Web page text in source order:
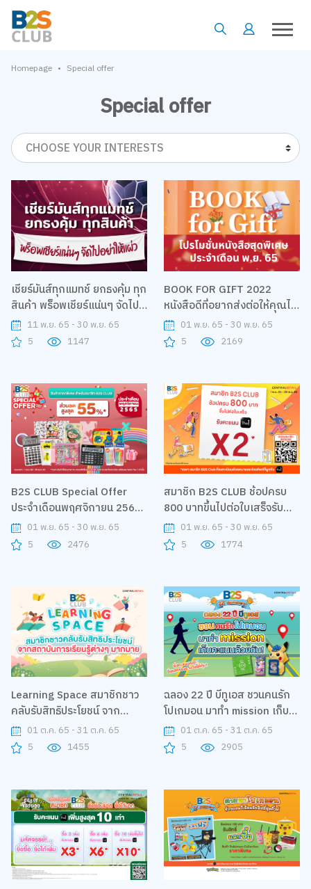
Homepage • Special offer
Special offer
CHOOSE YOUR INTERESTS
เชียร์มันส์ทุกแมทช์ ยกธงคุ้ม ทุก
สินค้า พร็อพเชียร์แน่นๆ จัดไป
อย่าให้แผ่ว
11 พ.ย. 65 - 30 พ.ย. 65
5
1147
BOOK FOR GIFT 2022
หนังสือดีที่อยากส่งต่อให้คุณได้
อ่าน01 พ.ย. 65 - 30 พ.ย. 65
5
2169
B2S CLUB Special Offer
ประจำเดือนพฤศจิกายน 2565
ส่วนลดสูงสุด 55%
01 พ.ย. 65 - 30 พ.ย. 65
5
2476
สมาชิก B2S CLUB ช้อปครบ
800 บาทขึ้นไปต่อใบเสร็จรับ
คะแนน The 1 X2
01 พ.ย. 65 - 30 พ.ย. 65
5
1774
Learning Space สมาชิกชาว
คลับรับสิทธิประโยชน์ จาก
สถาบันการเรียนรู้ต่างๆ
มากมาย
01 ต.ค. 65 - 31 ต.ค. 65
5
1455
ฉลอง 22 ปี บีทูเอส ชวนคนรัก
โปเกมอน มาทำ mission เก็บ
คะแนนด้วยกัน!
01 ต.ค. 65 - 31 ต.ค. 65
5
2905